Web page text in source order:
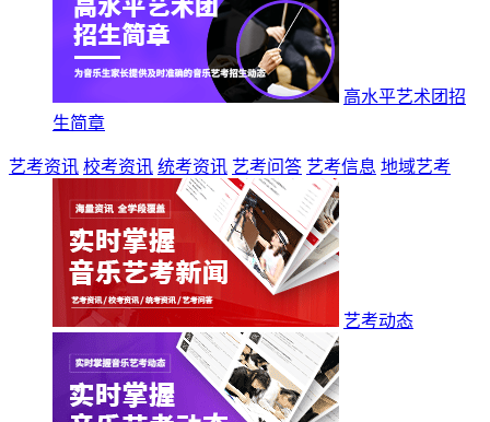
高水平艺术团招
生简章
艺考资讯 校考资讯 统考资讯 艺考问答 艺考信息 地域艺考
艺考动态